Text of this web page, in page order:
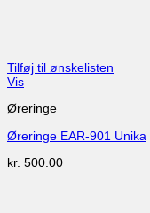
Tilføj til ønskelisten
Vis
Øreringe
Øreringe EAR-901 Unika
kr. 500.00